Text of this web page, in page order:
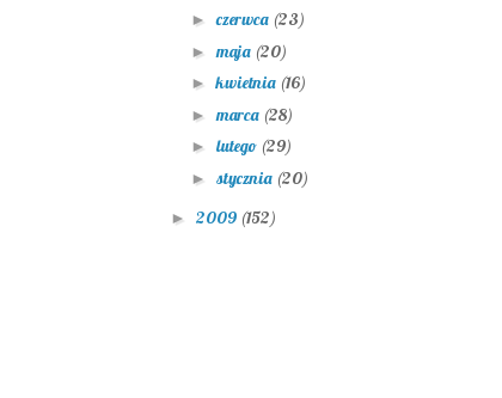
►czerwca (23)
► maja (20)
►kwietnia (16)
► marca (28)
► lutego (29)
► stycznia (20)
► 2009 (152)